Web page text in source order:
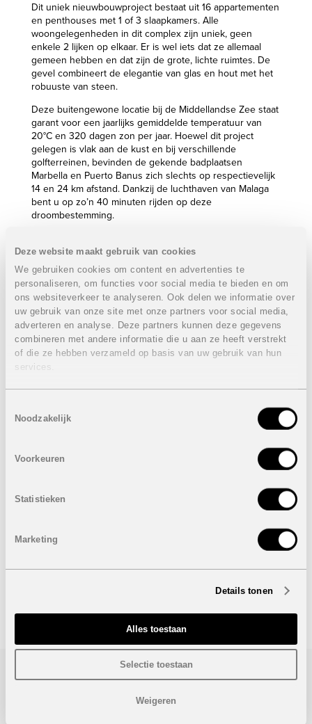
Deze website maakt gebruik van cookies
We gebruiken cookies om content en advertenties te
personaliseren, om functies voor social media te bieden en om
ons websiteverkeer te analyseren. Ook delen we informatie over
uw gebruik van onze site met onze partners voor social media,
adverteren en analyse. Deze partners kunnen deze gegevens
combineren met andere informatie die u aan ze heeft verstrekt
of die ze hebben verzameld op basis van uw gebruik van hun
services.
Noodzakelijk
Voorkeuren
Statistieken
Marketing
Details tonen
Alles toestaan
Selectie toestaan
Weigeren
Dit uniek nieuwbouwproject bestaat uit 16 appartementen
en penthouses met 1 of 3 slaapkamers. Alle
woongelegenheden in dit complex zijn uniek, geen
enkele 2 lijken op elkaar. Er is wel iets dat ze allemaal
gemeen hebben en dat zijn de grote, lichte ruimtes. De
gevel combineert de elegantie van glas en hout met het
robuuste van steen.
Deze buitengewone locatie bij de Middellandse Zee staat
garant voor een jaarlijks gemiddelde temperatuur van
20°C en 320 dagen zon per jaar. Hoewel dit project
gelegen is vlak aan de kust en bij verschillende
golfterreinen, bevinden de gekende badplaatsen
Marbella en Puerto Banus zich slechts op respectievelijk
14 en 24 km afstand. Dankzij de luchthaven van Malaga
bent u op zo’n 40 minuten rijden op deze
droombestemming.
VERKOCHT
3 slaapkamers
2 badkamers
VERKOCHT
Onder voorbehoud van eventuele prijswijzigingen.